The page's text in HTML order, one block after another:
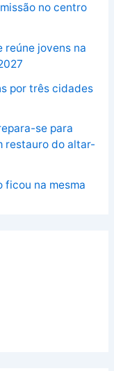
no centro
reúne jovens na
por três cidades
se para
restauro do altar-
ficou na mesma